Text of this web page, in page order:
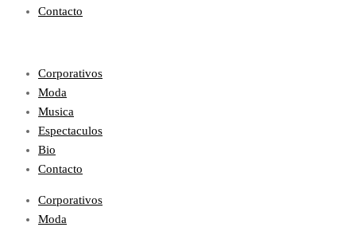
Contacto
Corporativos
Moda
Musica
Espectaculos
Bio
Contacto
Corporativos
Moda